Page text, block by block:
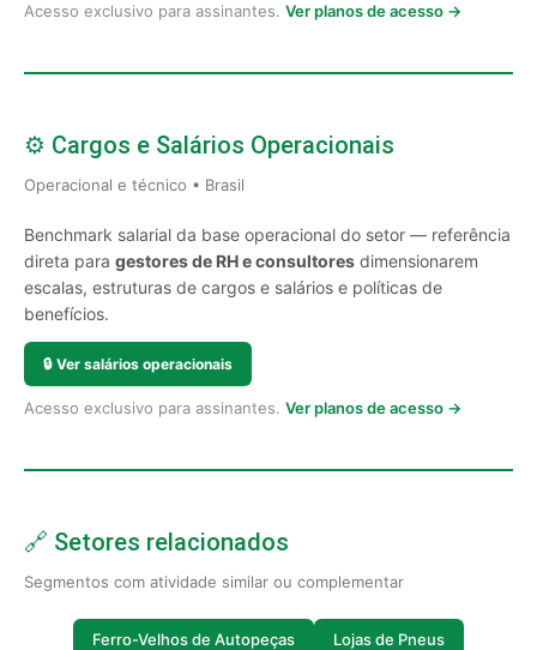
Acesso exclusivo para assinantes. Ver planos de acesso →
⚙️ Cargos e Salários Operacionais
Operacional e técnico • Brasil
Benchmark salarial da base operacional do setor — referência
direta para gestores de RH e consultores dimensionarem
escalas, estruturas de cargos e salários e políticas de
benefícios.
🔒 Ver salários operacionais
Acesso exclusivo para assinantes. Ver planos de acesso →
🔗 Setores relacionados
Segmentos com atividade similar ou complementar
Ferro-Velhos de Autopeças Lojas de Pneus